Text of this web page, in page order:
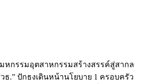
มหกรรมอุตสาหกรรมสร้างสรรค์สู่สากล
วธ.” ปักธงเดินหน้านโยบาย 1 ครอบครัว